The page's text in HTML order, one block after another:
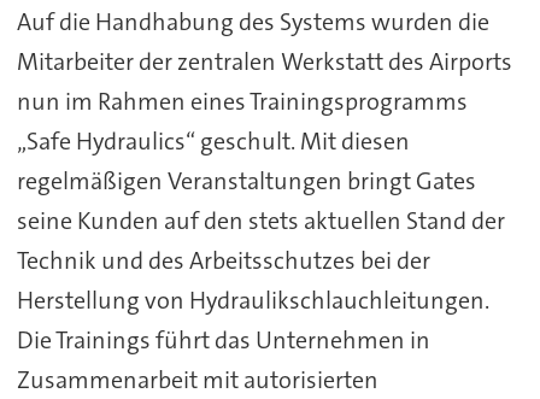
Auf die Handhabung des Systems wurden die
Mitarbeiter der zentralen Werkstatt des Airports
nun im Rahmen eines Trainingsprogramms
„Safe Hydraulics“ geschult. Mit diesen
regelmäßigen Veranstaltungen bringt Gates
seine Kunden auf den stets aktuellen Stand der
Technik und des Arbeitsschutzes bei der
Herstellung von Hydraulikschlauchleitungen.
Die Trainings führt das Unternehmen in
Zusammenarbeit mit autorisierten